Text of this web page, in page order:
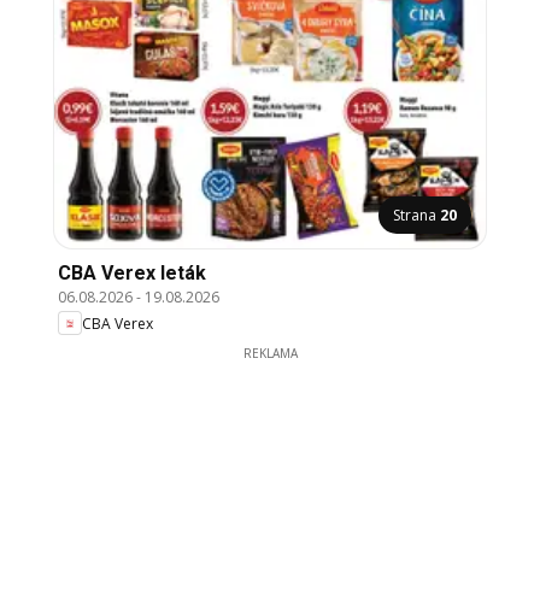
Strana 20
CBA Verex leták
06.08.2026- 19.08.2026
CBA Verex
REKLAMA